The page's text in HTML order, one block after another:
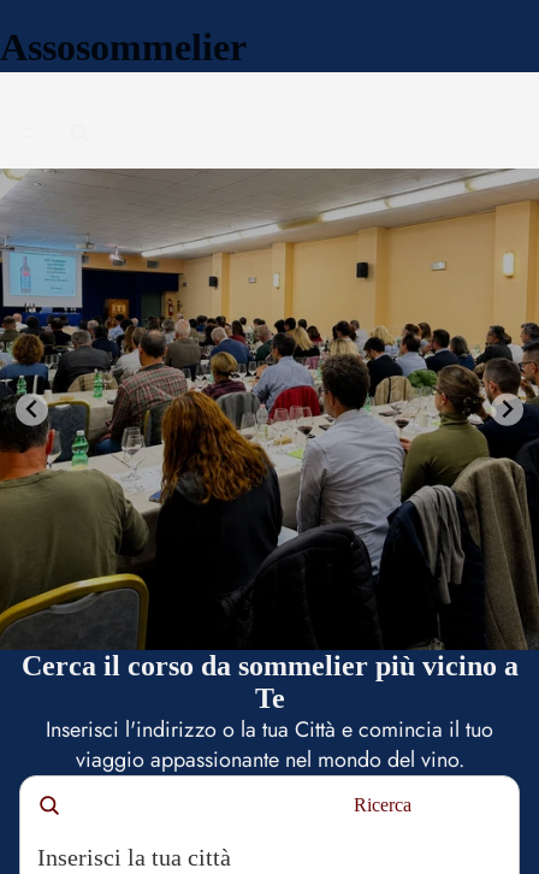
Assosommelier
Cerca il corso da sommelier più vicino a
Te
Inserisci l'indirizzo o la tua Città e comincia il tuo
viaggio appassionante nel mondo del vino.
Ricerca